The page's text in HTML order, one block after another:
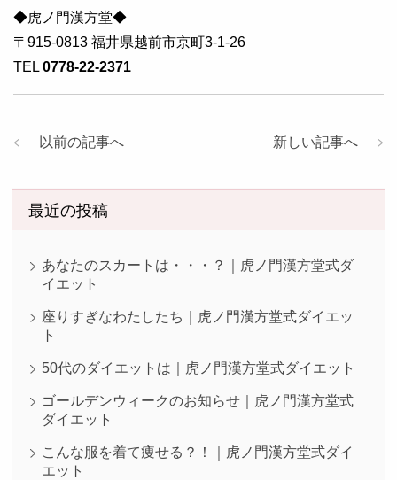
◆虎ノ門漢方堂◆
〒915-0813 福井県越前市京町3-1-26
TEL 0778-22-2371
新しい記事へ
以前の記事へ
最近の投稿
あなたのスカートは・・・？｜虎ノ門漢方堂式ダ
イエット
座りすぎなわたしたち｜虎ノ門漢方堂式ダイエッ
ト
50代のダイエットは｜虎ノ門漢方堂式ダイエット
ゴールデンウィークのお知らせ｜虎ノ門漢方堂式
ダイエット
こんな服を着て痩せる？！｜虎ノ門漢方堂式ダイ
エット